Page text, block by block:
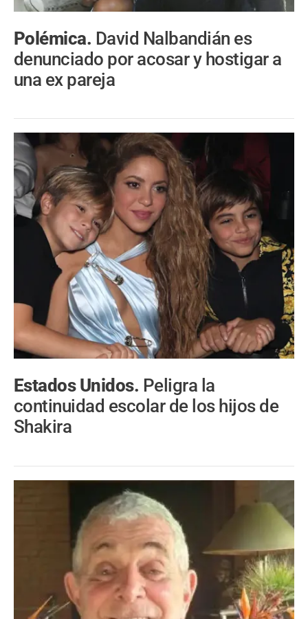
Polémica. David Nalbandián es
denunciado por acosar y hostigar a
una ex pareja
Estados Unidos. Peligra la
continuidad escolar de los hijos de
Shakira